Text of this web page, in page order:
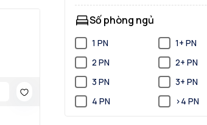
Số phòng ngủ
1 PN
1+ PN
2 PN
2+ PN
3 PN
3+ PN
4 PN
>4 PN